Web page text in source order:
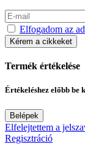
Elfogadom az
Kérem a cikkeket
Termék értékelése
Értékeléshez előbb be
Belépek
Elfelejtettem a
Regisztráció